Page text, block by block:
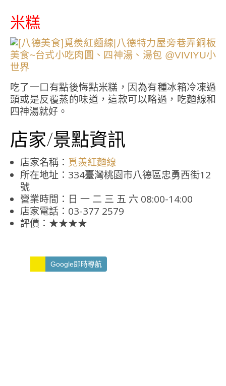
米糕
吃了一口有點後悔點米糕，因為有種冰箱冷凍過
頭或是反覆蒸的味道，這款可以略過，吃麵線和
四神湯就好。
店家/景點資訊
店家名稱： 覓羨紅麵線
所在地址：334臺灣桃園市八德區忠勇西街12
號
營業時間：日 一 二 三 五 六 08:00-14:00
店家電話：03-377 2579
評價：★★★★
Google即時導航